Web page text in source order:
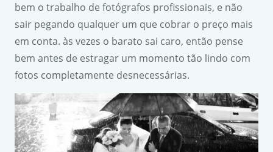
bem o trabalho de fotógrafos profissionais, e não
sair pegando qualquer um que cobrar o preço mais
em conta. às vezes o barato sai caro, então pense
bem antes de estragar um momento tão lindo com
fotos completamente desnecessárias.